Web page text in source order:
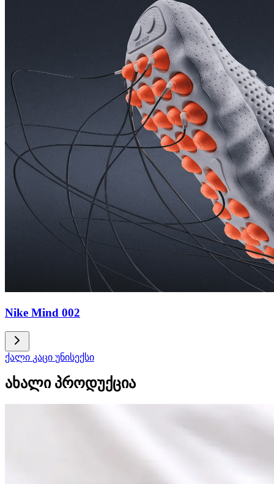
Nike Mind 002
ქალი კაცი უნისექსი
ახალი პროდუქცია